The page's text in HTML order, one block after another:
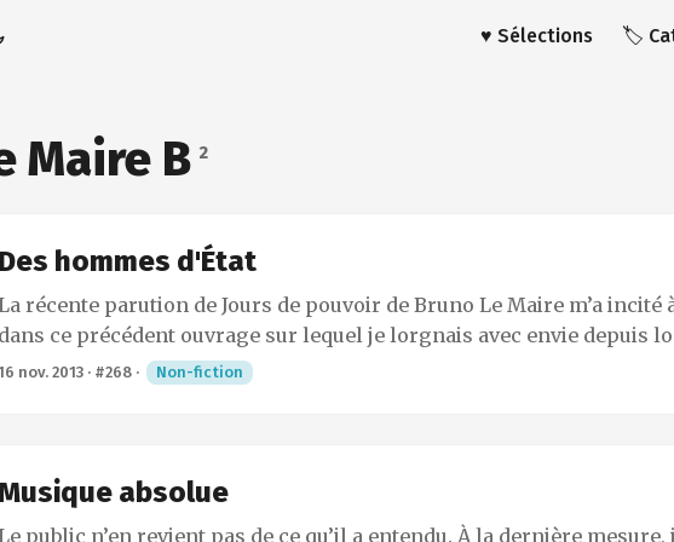
♥️ Sélections 🏷️
Maire B 2
Des hommes d'État
récente parution de Jours de pouvoir de Bruno Le Maire m’a incité
dans ce précédent ouvrage sur lequel je lorgnais avec envie depuis
deux ouvrages se distinguent par leur chronologie (Jours de
journal couvre la période allant de la nomination de Dominique de
nov. 2013 · #268 · Non-fiction
absolue
public n’en revient pas de ce qu’il a entendu. À la dernière